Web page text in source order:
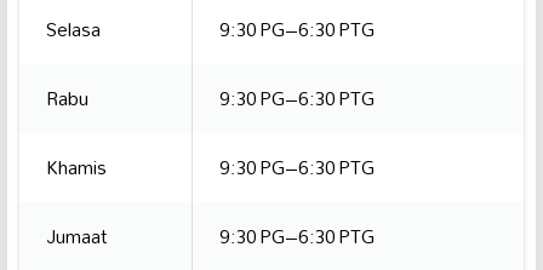
Selasa
9:30 PG–6:30 PTG
Rabu
9:30 PG–6:30 PTG
Khamis
9:30 PG–6:30 PTG
Jumaat
9:30 PG–6:30 PTG